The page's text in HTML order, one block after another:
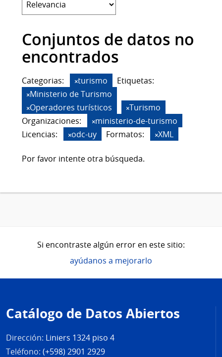
Conjuntos de datos no
encontrados
Categorias: turismo
Etiquetas:
Ministerio de Turismo
Operadores turísticos
Turismo
Organizaciones:
ministerio-de-turismo
Licencias:
odc-uy Formatos: XML
Por favor intente otra búsqueda.
Si encontraste algún error en este sitio:
ayúdanos a mejorarlo
de
página
Catálogo de Datos Abiertos
Dirección: Liniers 1324 piso 4
Teléfono: (+598) 2901 2929